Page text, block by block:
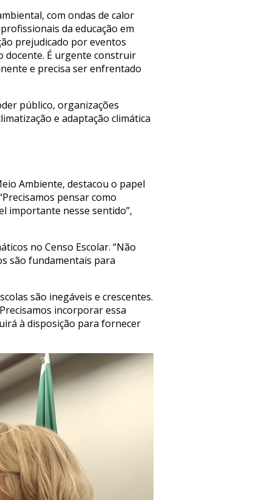
com ondas de calor
da educação em
prejudicado por eventos
docente. É urgente construir
e precisa ser enfrentado
público, organizações
e adaptação climática
Ambiente, destacou o papel
pensar como
importante nesse sentido”,
no Censo Escolar. “Não
são fundamentais para
são inegáveis e crescentes.
incorporar essa
à disposição para fornecer